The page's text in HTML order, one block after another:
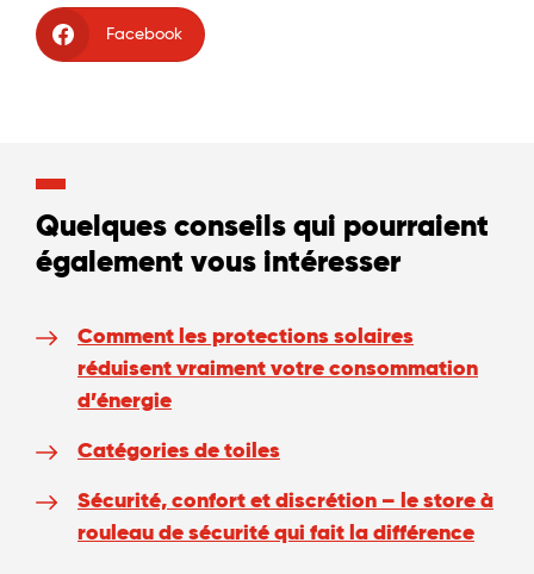
Facebook
Quelques conseils qui pourraient
également vous intéresser
Comment les protections solaires
réduisent vraiment votre consommation
d’énergie
Catégories de toiles
Sécurité, confort et discrétion – le store à
rouleau de sécurité qui fait la différence